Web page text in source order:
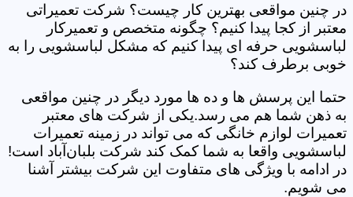
در چنین مواقعی بهترین کار چیست؟ شرکت تعمیراتی
معتبر از کجا پیدا کنیم؟ چگونه متخصص و تعمیرکار
لباسشویی حرفه ای پیدا کنیم که مشکل لباسشویی را به
خوبی برطرف کند؟
حتما این پرسش ها و ده ها مورد دیگر در چنین مواقعی
به ذهن شما هم می رسد.یکی از شرکت های معتبر
تعمیرات لوازم خانگی که می تواند در زمینه تعمیرات
لباسشویی واقعا به شما کمک کند شرکت بلبان‌آباد است!
در ادامه با ویژگی های متفاوت این شرکت بیشتر آشنا
می شویم.